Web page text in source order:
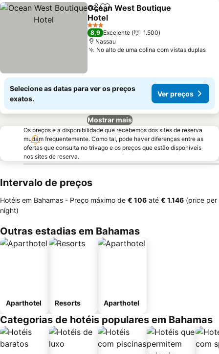
PartilharAdicionar aos favoritos
Ocean West Boutique
Hotel
3 Estrelas
8,9 Excelente
1.500
Nassau
No alto de uma colina com vistas duplas
Selecione as datas para ver os preços
exatos.
Ver preços
Mostrar mais
Os preços e a disponibilidade que recebemos dos sites de reserva
mudam frequentemente. Como tal, pode haver diferenças entre as
ofertas que consulta no trivago e os preços que estão disponíveis
nos sites de reserva.
Intervalo de preços
Hotéis em Bahamas - Preço máximo de ‎€ 106 até ‎€ 1.146 (price per
night)
Outras estadias em Bahamas
Aparthotel Resorts Aparthotel
Categorias de hotéis populares em Bahamas